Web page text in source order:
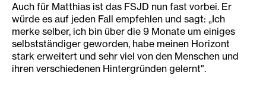
Auch für Matthias ist das FSJD nun fast vorbei. Er
würde es auf jeden Fall empfehlen und sagt: „Ich
merke selber, ich bin über die 9 Monate um einiges
selbstständiger geworden, habe meinen Horizont
stark erweitert und sehr viel von den Menschen und
ihren verschiedenen Hintergründen gelernt".